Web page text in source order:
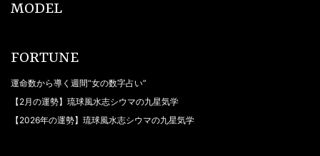
MODEL
FORTUNE
運命数から導く週間“女の数字占い”
【2月の運勢】琉球風水志シウマの九星気学
【2026年の運勢】琉球風水志シウマの九星気学